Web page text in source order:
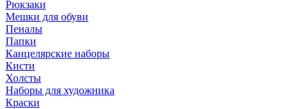
Рюкзаки
Мешки для обуви
Пеналы
Папки
Канцелярские наборы
Кисти
Холсты
Наборы для художника
Краски